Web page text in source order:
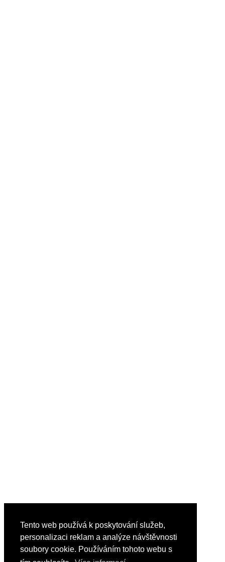
Tento web používá k poskytování služeb,
personalizaci reklam a analýze návštěvnosti
soubory cookie. Používáním tohoto webu s